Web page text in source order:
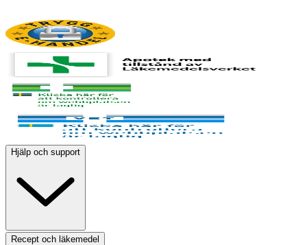
Hjälp och support
Recept och läkemedel